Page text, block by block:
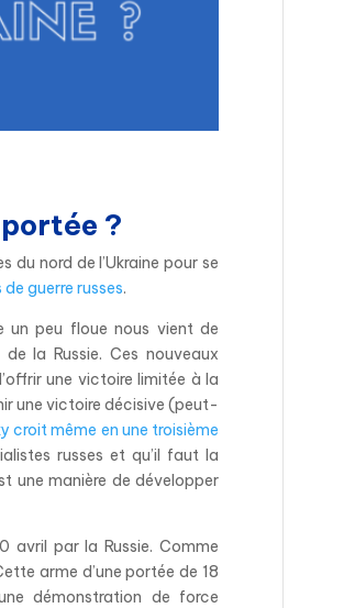
?
du nord de l’Ukraine pour se
guerre russes.
un peu floue nous vient de
la Russie. Ces nouveaux
une victoire limitée à la
une victoire décisive (peut-
croit même en une troisième
russes et qu’il faut la
une manière de développer
avril par la Russie. Comme
arme d’une portée de 18
démonstration de force